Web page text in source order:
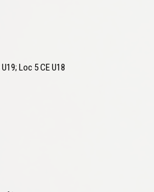
Loc 5 CE U18